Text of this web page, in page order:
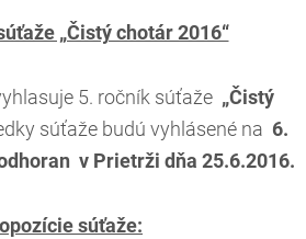
„Čistý chotár 2016“
5. ročník súťaže „Čistý
súťaže budú vyhlásené na 6.
v Prietrži dňa 25.6.2016.
súťaže: